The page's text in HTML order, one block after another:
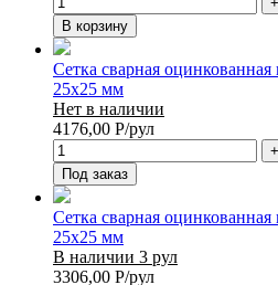
В корзину
Сетка сварная
25х25 мм
Нет в наличии
4176,00 Р/рул
+
Под заказ
Сетка сварная
25х25 мм
В наличии 3 рул
3306,00 Р/рул